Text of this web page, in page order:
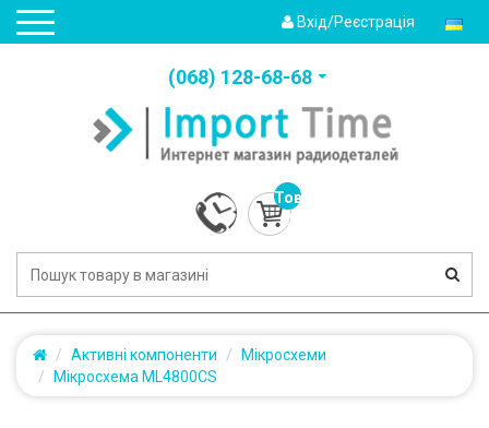
Вхід/Реєстрація
(‎068) 128-68-68
Товарів:
0
(0.0грн.)
Активні компоненти
Мікросхеми
Мікросхема ML4800CS